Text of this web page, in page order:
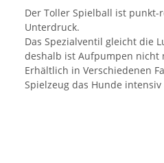
Der Toller Spielball ist punkt-
Unterdruck.
Das Spezialventil gleicht die
deshalb ist Aufpumpen nicht
Erhältlich in Verschiedenen
Spielzeug das Hunde